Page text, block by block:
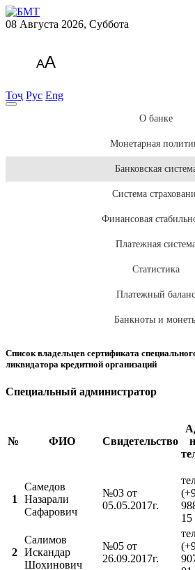
08 Августа 2026, Суббота
AA
Тоҷ Рус Eng
О банке
Монетарная
Банковская
Система
Финансовая
Платежная
Статистика
Платежный баланс
Банкноты и
Список владельцев сертификата
ликвидатора кредитной организаций
Специальный администратор
№ ФИО Свидетельcтво
1
Самедов
Назарали
Сафарович
№03 от
05.05.2017г.
15
2
Салимов
Искандар
Шохинович
№05 от
26.09.2017г.